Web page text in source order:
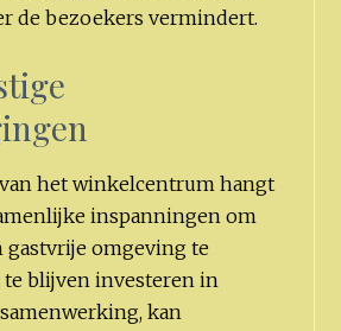
de bezoekers vermindert.
het winkelcentrum hangt
inspanningen om
gastvrije omgeving te
te blijven investeren in
kan